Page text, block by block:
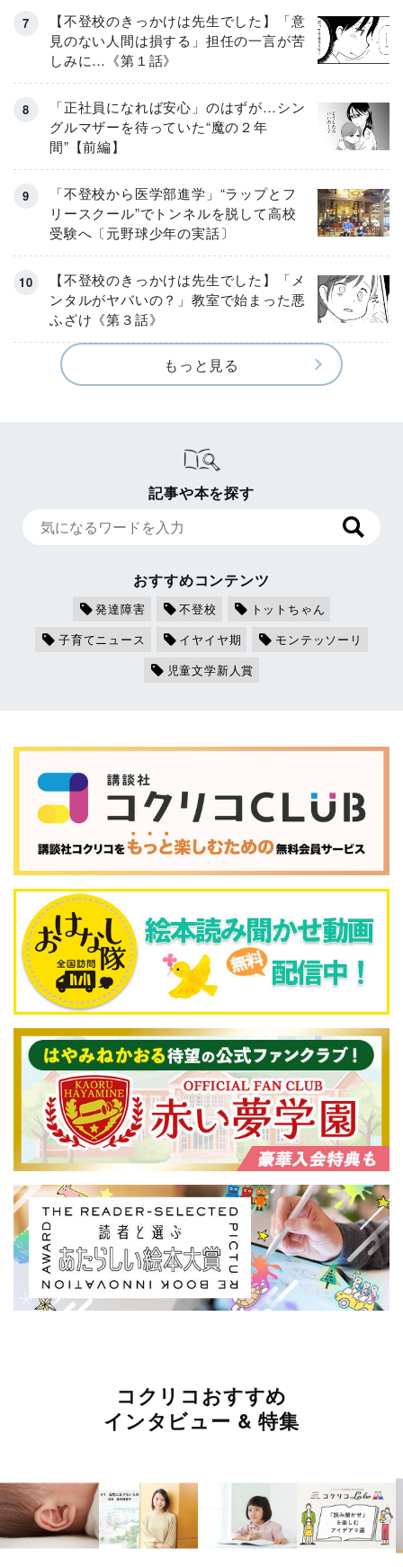
【不登校のきっかけは先生でした】「意
見のない人間は損する」担任の一言が苦
しみに…《第１話》
「正社員になれば安心」のはずが…シン
グルマザーを待っていた“魔の２年
間”【前編】
「不登校から医学部進学」“ラップとフ
リースクール”でトンネルを脱して高校
受験へ〔元野球少年の実話〕
【不登校のきっかけは先生でした】「メ
ンタルがヤバいの？」教室で始まった悪
ふざけ《第３話》
もっと見る
記事や本を探す
おすすめコンテンツ
発達障害 不登校
トットちゃん
子育てニュース
イヤイヤ期
モンテッソーリ
児童文学新人賞
コクリコおすすめ
インタビュー & 特集